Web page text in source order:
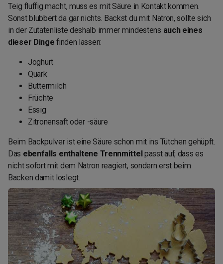
Teig fluffig macht, muss es mit Säure in Kontakt kommen.
Sonst blubbert da gar nichts. Backst du mit Natron, sollte sich
in der Zutatenliste deshalb immer mindestens auch eines
dieser Dingefinden lassen:
Joghurt
Quark
Buttermilch
Früchte
Essig
Zitronensaft oder -säure
Beim Backpulver ist eine Säure schon mit ins Tütchen gehüpft.
Das ebenfalls enthaltene Trennmittelpasst auf, dass es
nicht sofort mit dem Natron reagiert, sondern erst beim
Backen damit loslegt.